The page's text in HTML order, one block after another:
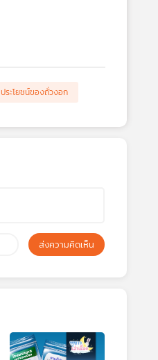
ประโยชน์ของถั่วงอก
ส่งความคิดเห็น